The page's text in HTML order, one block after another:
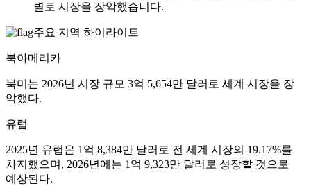
별로 시장을 장악했습니다.
주요 지역 하이라이트
북아메리카
북미는 2026년 시장 규모 3억 5,654만 달러로 세계 시장을 장
악했다.
유럽
2025년 유럽은 1억 8,384만 달러로 전 세계 시장의 19.17%를
차지했으며, 2026년에는 1억 9,323만 달러로 성장할 것으로
예상된다.